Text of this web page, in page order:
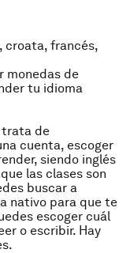
croata, francés,
monedas de
tu idioma
de
cuenta, escoger
siendo inglés
las clases son
buscar a
nativo para que te
escoger cuál
o escribir. Hay